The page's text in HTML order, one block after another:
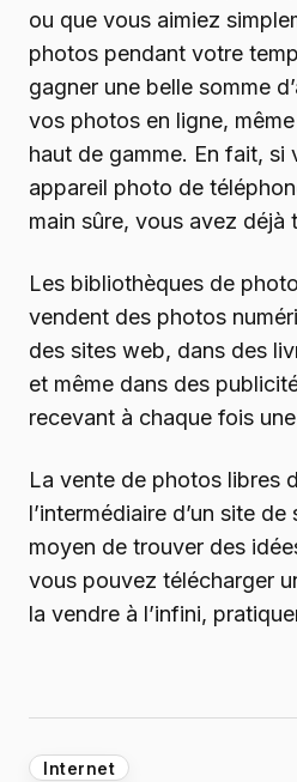
ou que vous aimiez
photos pendant votre
gagner une belle somme
vos photos en ligne,
haut de gamme. En fait, si
appareil photo de
main sûre, vous avez déjà
Les bibliothèques de
vendent des photos
des sites web, dans des
et même dans des
recevant à chaque fois
La vente de photos libres
l’intermédiaire d’un site
moyen de trouver des
vous pouvez télécharger
la vendre à l’infini,
Internet